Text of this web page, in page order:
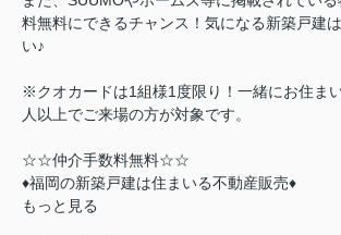
料無料にできるチャンス！気になる新築戸建
い♪
※クオカードは1組様1度限り！一緒にお住ま
人以上でご来場の方が対象です。
☆☆仲介手数料無料☆☆
♦福岡の新築戸建は住まいる不動産販売♦
もっと見る